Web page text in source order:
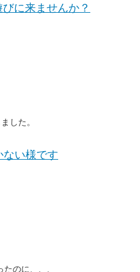
に来ませんか？
した。
い様です
のに、、、